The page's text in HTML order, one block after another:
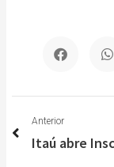
Anterior